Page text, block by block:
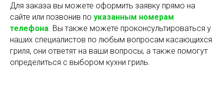
Для заказа вы можете оформить заявку прямо на
сайте или позвонив по указанным номерам
телефона . Вы также можете проконсультироваться у
наших специалистов по любым вопросам касающихся
гриля, они ответят на ваши вопросы, а также помогут
определиться с выбором кухни гриль.